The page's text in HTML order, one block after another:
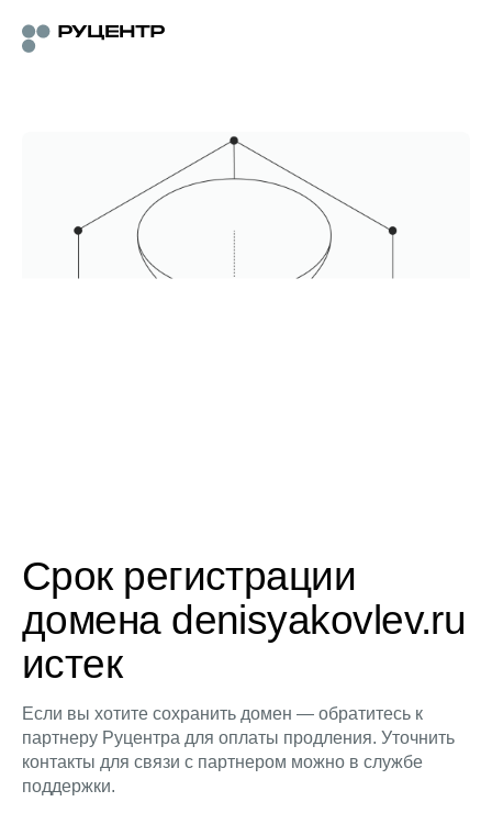
Срок регистрации
домена denisyakovlev.ru
истек
Если вы хотите сохранить домен — обратитесь к
партнеру Руцентра для оплаты продления. Уточнить
контакты для связи с партнером можно в службе
поддержки.